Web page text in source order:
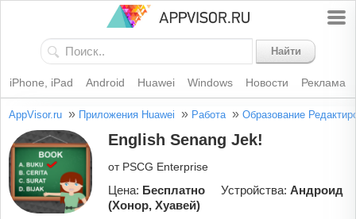
Найти
iPhone, iPad Android Huawei Windows Новости Реклама
AppVisor.ru » Приложения Huawei » Работа » Образование
English Senang Jek!
от PSCG Enterprise
Цена: Бесплатно Устройства: Андроид
(Хонор, Хуавей)